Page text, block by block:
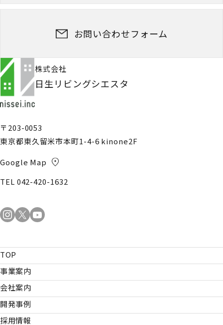
お問い合わせフォーム
株式会社
日生リビングシエスタ
〒203-0053
東京都東久留米市本町1-4-6 kinone2F
Google Map
TEL 042-420-1632
TOP
事業案内
会社案内
開発事例
採用情報